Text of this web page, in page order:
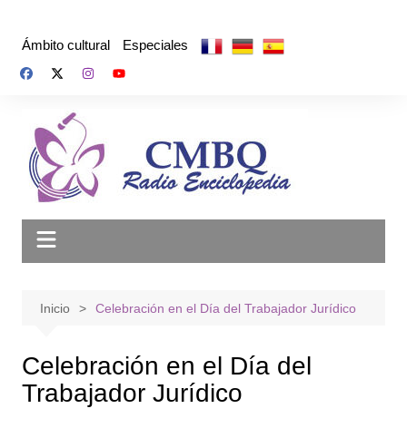
Ámbito cultural Especiales
Inicio Celebración en el Día del Trabajador Jurídico
Celebración en el Día del
Trabajador Jurídico